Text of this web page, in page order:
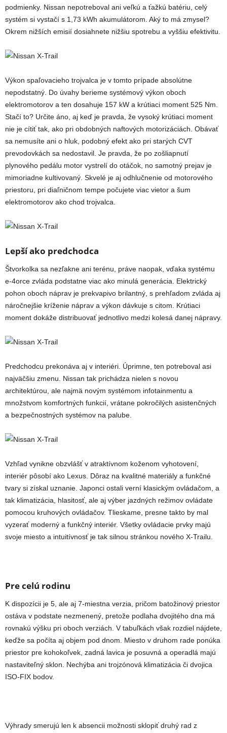
podmienky. Nissan nepotreboval ani veľkú a ťažkú batériu, celý
systém si vystačí s 1,73 kWh akumulátorom. Aký to má zmysel?
Okrem nižších emisií dosiahnete nižšiu spotrebu a vyššiu efektivitu.
Výkon spaľovacieho trojvalca je v tomto prípade absolútne
nepodstatný. Do úvahy berieme systémový výkon oboch
elektromotorov a ten dosahuje 157 kW a krútiaci moment 525 Nm.
Stačí to? Určite áno, aj keď je pravda, že vysoký krútiaci moment
nie je cítiť tak, ako pri obdobných naftových motorizáciách. Obávať
sa nemusíte ani o hluk, podobný efekt ako pri starých CVT
prevodovkách sa nedostavil. Je pravda, že po zošliapnutí
plynového pedálu motor vystrelí do otáčok, no samotný prejav je
mimoriadne kultivovaný. Skvelé je aj odhlučnenie od motorového
priestoru, pri diaľničnom tempe počujete viac vietor a šum
elektromotorov ako chod trojvalca.
Lepší ako predchodca
Štvorkolka sa nezľakne ani terénu, práve naopak, vďaka systému
e-4orce zvláda podstatne viac ako minulá generácia. Elektrický
pohon oboch náprav je prekvapivo brilantný, s prehľadom zvláda aj
náročnejšie kríženie náprav a výkon dávkuje s citom. Krútiaci
moment dokáže distribuovať jednotlivo medzi kolesá danej nápravy.
Predchodcu prekonáva aj v interiéri. Úprimne, ten potreboval asi
najväčšiu zmenu. Nissan tak prichádza nielen s novou
architektúrou, ale najmä novým systémom infotainmentu a
množstvom komfortných funkcií, vrátane pokročilých asistenčných
a bezpečnostných systémov na palube.
Vzhľad vynikne obzvlášť v atraktívnom koženom vyhotovení,
interiér pôsobí ako Lexus. Dôraz na kvalitné materiály a funkčné
tvary si získal uznanie. Japonci ostali verní klasickým ovládačom, a
tak klimatizácia, hlasitosť, ale aj výber jazdných režimov ovládate
pomocou kruhových ovládačov. Tlieskame, presne takto by mal
vyzerať moderný a funkčný interiér. Všetky ovládacie prvky majú
svoje miesto a intuitívnosť je tak silnou stránkou nového X-Trailu.
Pre celú rodinu
K dispozícii je 5, ale aj 7-miestna verzia, pričom batožinový priestor
ostáva v podstate nezmenený, pretože podlaha dvojitého dna má
rovnakú výšku pri oboch verziách. V tabuľkách však rozdiel nájdete,
keďže sa počíta aj objem pod dnom. Miesto v druhom rade ponúka
priestor pre kohokoľvek, zadná lavica je posuvná a operadlá majú
nastaviteľný sklon. Nechýba ani trojzónová klimatizácia či dvojica
ISO-FIX bodov.
Výhrady smerujú len k absencii možnosti sklopiť druhý rad z